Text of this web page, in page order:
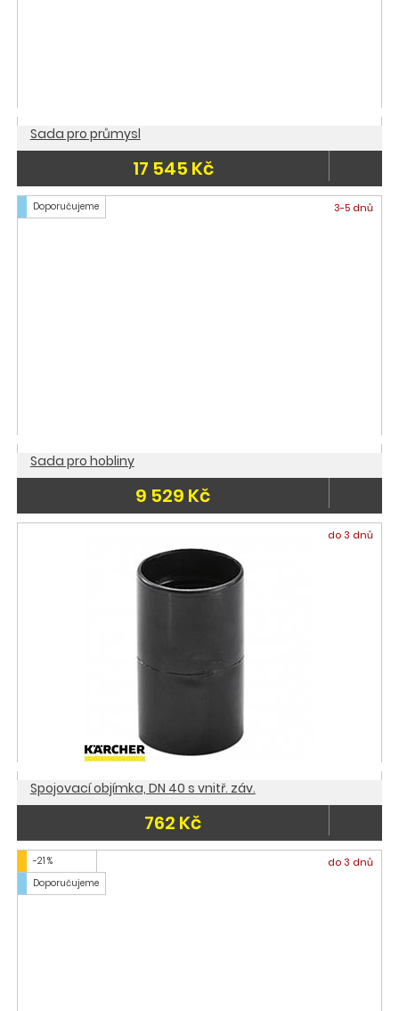
Sada pro průmysl
17 545 Kč
Doporučujeme 3-5 dnů
Sada pro hobliny
9 529 Kč
do 3 dnů
Spojovací objímka, DN 40 s vnitř. záv.
762 Kč
-21 %
Doporučujeme
do 3 dnů